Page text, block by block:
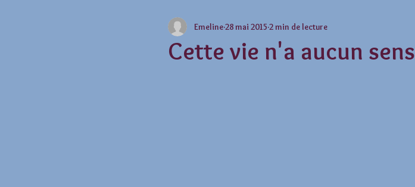
Cette vie n'a aucun sens
Emeline28 mai 2015 2 min de lecture